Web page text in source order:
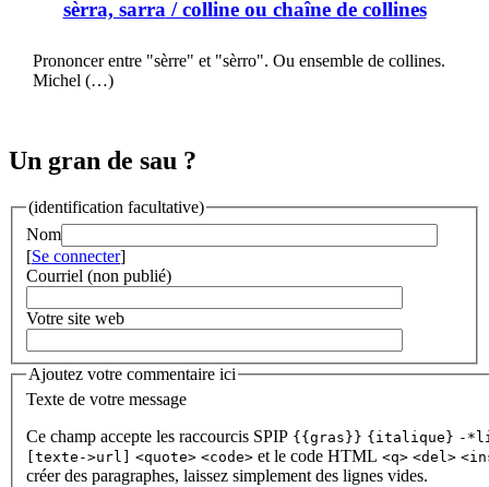
sèrra, sarra / colline ou chaîne de collines
Prononcer entre "sèrre" et "sèrro". Ou ensemble de collines.
Michel (…)
Un gran de sau ?
(identification facultative)
Nom
[Se connecter]
Courriel (non publié)
Votre site web
Ajoutez votre commentaire ici
Texte de votre message
Ce champ accepte les raccourcis SPIP {{gras}} {italique} -
[texte->url]
<quote> <code> et le code HTML <q> <del>
créer des paragraphes, laissez simplement des lignes vides.